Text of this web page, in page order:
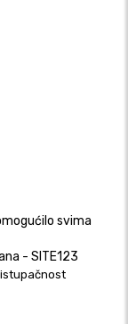
svima
- SITE123